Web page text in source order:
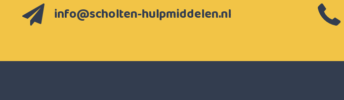
info@scholten-hulpmiddelen.nl